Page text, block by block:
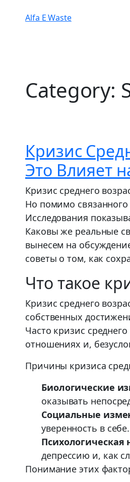
Alfa E Waste
Category:
Кризис
Это Влияет
Кризис среднего
Но помимо
Исследования
Каковы же реальные
вынесем на
советы о том, как
Что такое
Кризис среднего
собственных
Часто кризис
отношениях и,
Причины кризиса
Биологические
оказывать
Социальные
уверенность в себе.
Психологическая
депрессию и, как
Понимание этих